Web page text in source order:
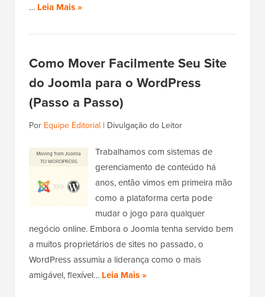
… Leia Mais »
Como Mover Facilmente Seu Site
do Joomla para o WordPress
(Passo a Passo)
Por Equipe Editorial | Divulgação do Leitor
Trabalhamos com sistemas de
gerenciamento de conteúdo há
anos, então vimos em primeira mão
como a plataforma certa pode
mudar o jogo para qualquer
negócio online. Embora o Joomla tenha servido bem
a muitos proprietários de sites no passado, o
WordPress assumiu a liderança como o mais
amigável, flexível… Leia Mais »